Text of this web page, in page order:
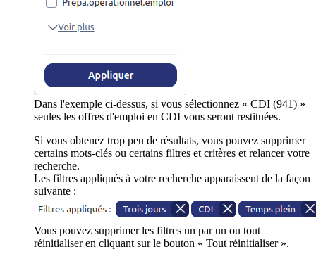
Dans l'exemple ci-dessus, si vous sélectionnez « CDI (941) »
seules les offres d'emploi en CDI vous seront restituées.
Si vous obtenez trop peu de résultats, vous pouvez supprimer
certains mots-clés ou certains filtres et critères et relancer votre
recherche.
Les filtres appliqués à votre recherche apparaissent de la façon
suivante :
Vous pouvez supprimer les filtres un par un ou tout
réinitialiser en cliquant sur le bouton « Tout réinitialiser ».